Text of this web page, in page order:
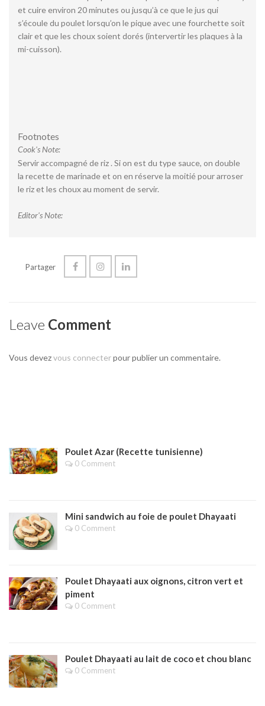
et cuire environ 20 minutes ou jusqu’à ce que le jus qui
s’écoule du poulet lorsqu’on le pique avec une fourchette soit
clair et que les choux soient dorés (intervertir les plaques à la
mi-cuisson).
Footnotes
Cook's Note:
Servir accompagné de riz . Si on est du type sauce, on double
la recette de marinade et on en réserve la moitié pour arroser
le riz et les choux au moment de servir.
Editor's Note:
Partager
Leave Comment
Vous devezvous connecterpour publier un commentaire.
Poulet Azar (Recette tunisienne)
0 Comment
Mini sandwich au foie de poulet Dhayaati
0 Comment
Poulet Dhayaati aux oignons, citron vert et
piment
0 Comment
Poulet Dhayaati au lait de coco et chou blanc
0 Comment